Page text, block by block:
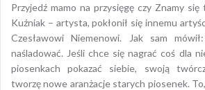
Przyjedź mamo na przysięgę czy Znamy
Kuźniak – artysta, pokłonił się innemu
Czesławowi Niemenowi. Jak sam
naśladować. Jeśli chce się nagrać coś dla
piosenkach pokazać siebie, swoją
tworzę nowe aranżacje starych piosenek.